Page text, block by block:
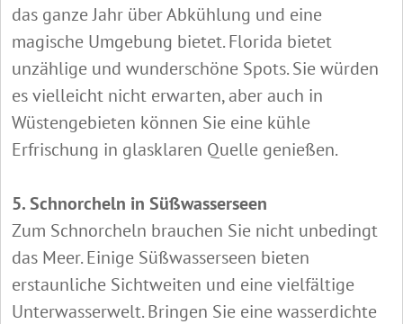
das ganze Jahr über Abkühlung und eine
magische Umgebung bietet. Florida bietet
unzählige und wunderschöne Spots. Sie würden
es vielleicht nicht erwarten, aber auch in
Wüstengebieten können Sie eine kühle
Erfrischung in glasklaren Quelle genießen.
5. Schnorcheln in Süßwasserseen
Zum Schnorcheln brauchen Sie nicht unbedingt
das Meer. Einige Süßwasserseen bieten
erstaunliche Sichtweiten und eine vielfältige
Unterwasserwelt. Bringen Sie eine wasserdichte